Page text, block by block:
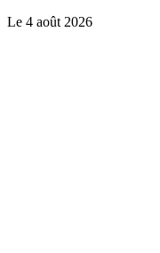
Le 4 août 2026